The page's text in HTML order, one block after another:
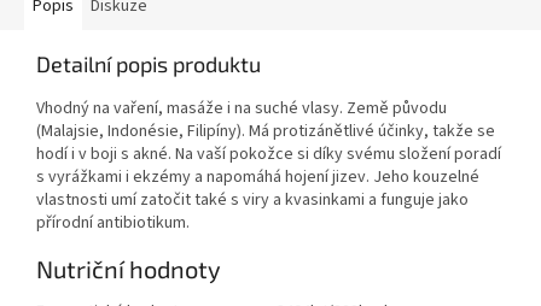
Popis Diskuze
Detailní popis produktu
Vhodný na vaření, masáže i na suché vlasy. Země původu
(Malajsie, Indonésie, Filipíny). Má protizánětlivé účinky, takže se
hodí i v boji s akné. Na vaší pokožce si díky svému složení poradí
s vyrážkami i ekzémy a napomáhá hojení jizev. Jeho kouzelné
vlastnosti umí zatočit také s viry a kvasinkami a funguje jako
přírodní antibiotikum.
Nutriční hodnoty